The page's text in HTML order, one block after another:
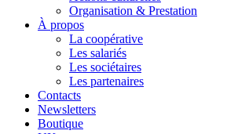
Organisation & Prestation
À propos
La coopérative
Les salariés
Les sociétaires
Les partenaires
Contacts
Newsletters
Boutique